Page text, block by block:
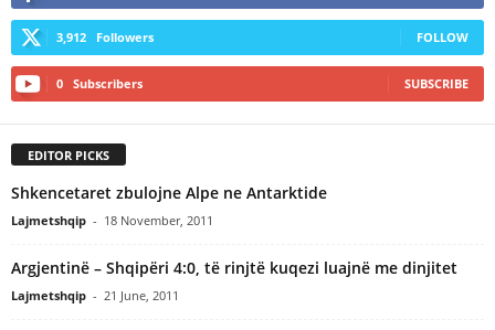
3,912 Followers FOLLOW
0 Subscribers SUBSCRIBE
EDITOR PICKS
Shkencetaret zbulojne Alpe ne Antarktide
Lajmetshqip - 18 November, 2011
Argjentinë – Shqipëri 4:0, të rinjtë kuqezi luajnë me dinjitet
Lajmetshqip - 21 June, 2011